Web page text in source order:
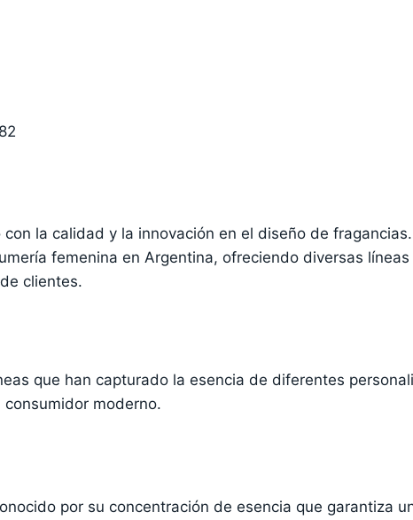
la calidad y la innovación en el diseño de
femenina en Argentina, ofreciendo diversas
clientes.
que han capturado la esencia de diferentes
moderno.
por su concentración de esencia que garantiza